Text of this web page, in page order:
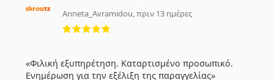
Anneta_Avramidou, πριν 13 ημέρες
5 αξιολογήσεις από 5
Φιλική εξυπηρέτηση. Καταρτισμένο προσωπικό.
Ενημέρωση για την εξέλιξη της παραγγελίας